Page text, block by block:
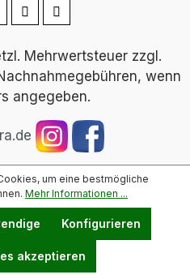
Mehrwertsteuer zzgl.
wenn
angegeben.
um eine bestmögliche
Mehr Informationen ...
Konfigurieren
akzeptieren